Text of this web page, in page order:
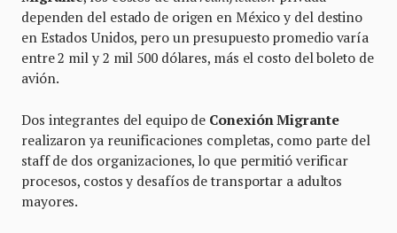
dependen del estado de origen en México y del destino
en Estados Unidos, pero un presupuesto promedio varía
entre 2 mil y 2 mil 500 dólares, más el costo del boleto de
avión.
Dos integrantes del equipo de Conexión Migrante
realizaron ya reunificaciones completas, como parte del
staff de dos organizaciones, lo que permitió verificar
procesos, costos y desafíos de transportar a adultos
mayores.